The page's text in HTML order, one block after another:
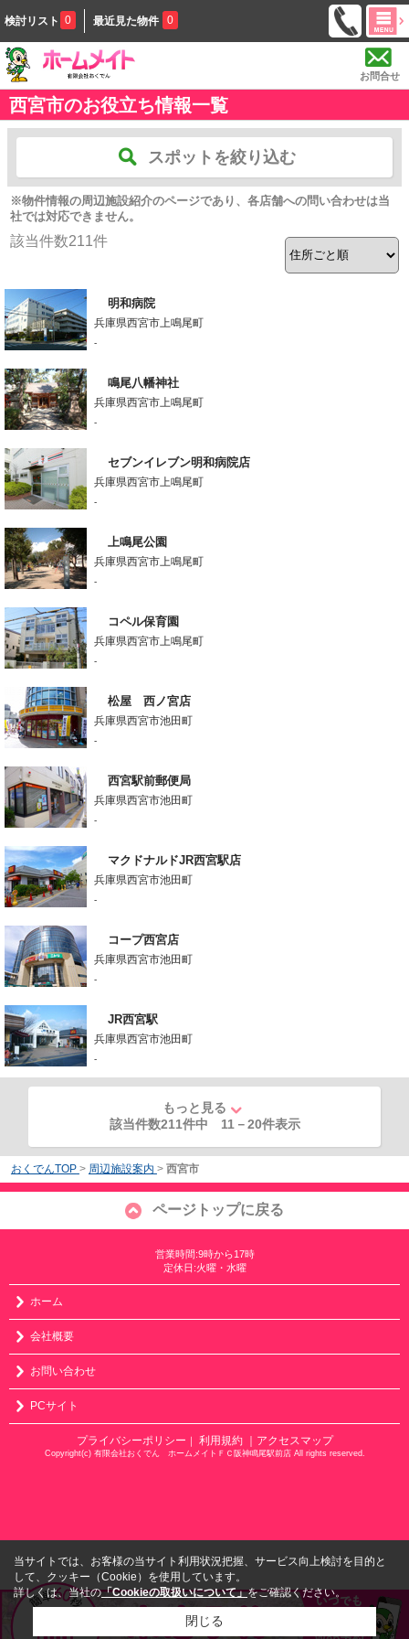
検討リスト 0 最近見た物件 0
お問合せ
西宮市のお役立ち情報一覧
スポットを絞り込む
※物件情報の周辺施設紹介のページであり、各店舗への問い合わせは当
社では対応できません。
該当件数211件
明和病院
兵庫県西宮市上鳴尾町
-
鳴尾八幡神社
兵庫県西宮市上鳴尾町
-
セブンイレブン明和病院店
兵庫県西宮市上鳴尾町
-
上鳴尾公園
兵庫県西宮市上鳴尾町
-
コペル保育園
兵庫県西宮市上鳴尾町
-
松屋 西ノ宮店
兵庫県西宮市池田町
-
西宮駅前郵便局
兵庫県西宮市池田町
-
マクドナルドJR西宮駅店
兵庫県西宮市池田町
-
コープ西宮店
兵庫県西宮市池田町
-
JR西宮駅
兵庫県西宮市池田町
-
もっと見る
該当件数211件中 11 －20件表示
おくでんTOP > 周辺施設案内 > 西宮市
ページトップに戻る
営業時間:9時から17時
定休日:火曜・水曜
ホーム
会社概要
お問い合わせ
PCサイト
プライバシーポリシー ｜ 利用規約 ｜アクセスマップ
Copyright(c) 有限会社おくでん ホームメイトＦＣ阪神鳴尾駅前店 All rights reserved.
当サイトでは、お客様の当サイト利用状況把握、サービス向上検討を目的と
して、クッキー（Cookie）を使用しています。
詳しくは、当社の「Cookieの取扱いについて」をご確認ください。
閉じる